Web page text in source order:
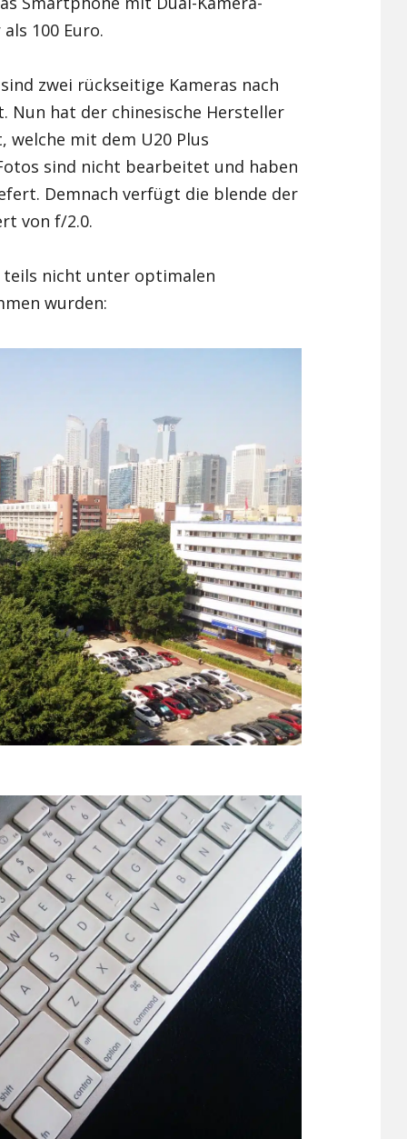
100 Euro.
zwei rückseitige Kameras nach
Nun hat der chinesische Hersteller
mit dem U20 Plus
sind nicht bearbeitet und haben
Demnach verfügt die blende der
von f/2.0.
teils nicht unter optimalen
wurden: